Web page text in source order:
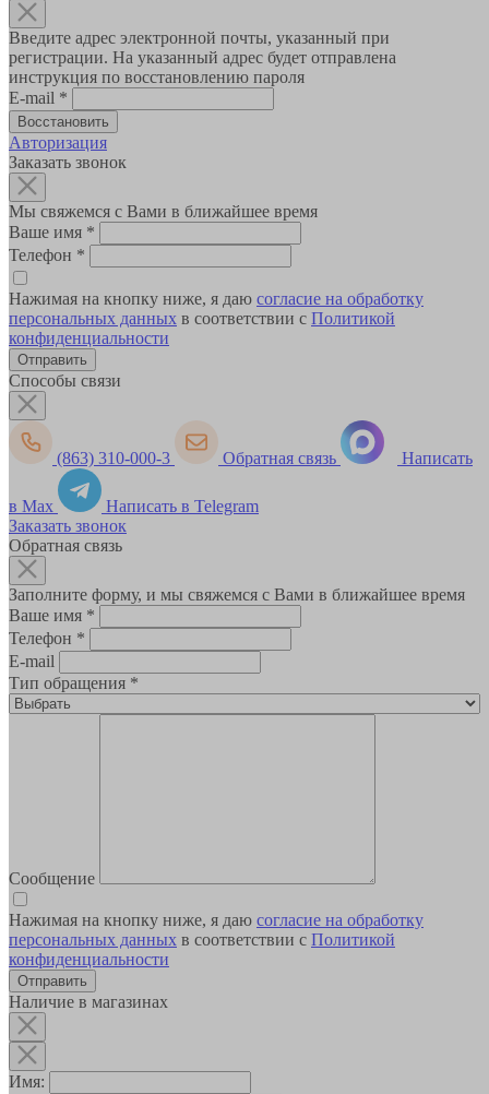
Введите адрес электронной почты, указанный при
регистрации. На указанный адрес будет отправлена
инструкция по восстановлению пароля
E-mail *
Авторизация
Заказать звонок
Мы свяжемся с Вами в ближайшее время
Ваше имя *
Телефон *
Нажимая на кнопку ниже, я даю согласие на обработку
персональных данных в соответствии с Политикой
конфиденциальности
Способы связи
(863) 310-000-3 Обратная связь Написать
в Max
Написать в Telegram
Заказать звонок
Обратная связь
Заполните форму, и мы свяжемся с Вами в ближайшее время
Ваше имя *
Телефон *
E-mail
Тип обращения *
Сообщение
Нажимая на кнопку ниже, я даю согласие на обработку
персональных данных в соответствии с Политикой
конфиденциальности
Наличие в магазинах
Имя: